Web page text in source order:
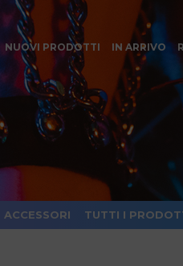
NUOVI PRODOTTI IN ARRIVO
ACCESSORI TUTTI I